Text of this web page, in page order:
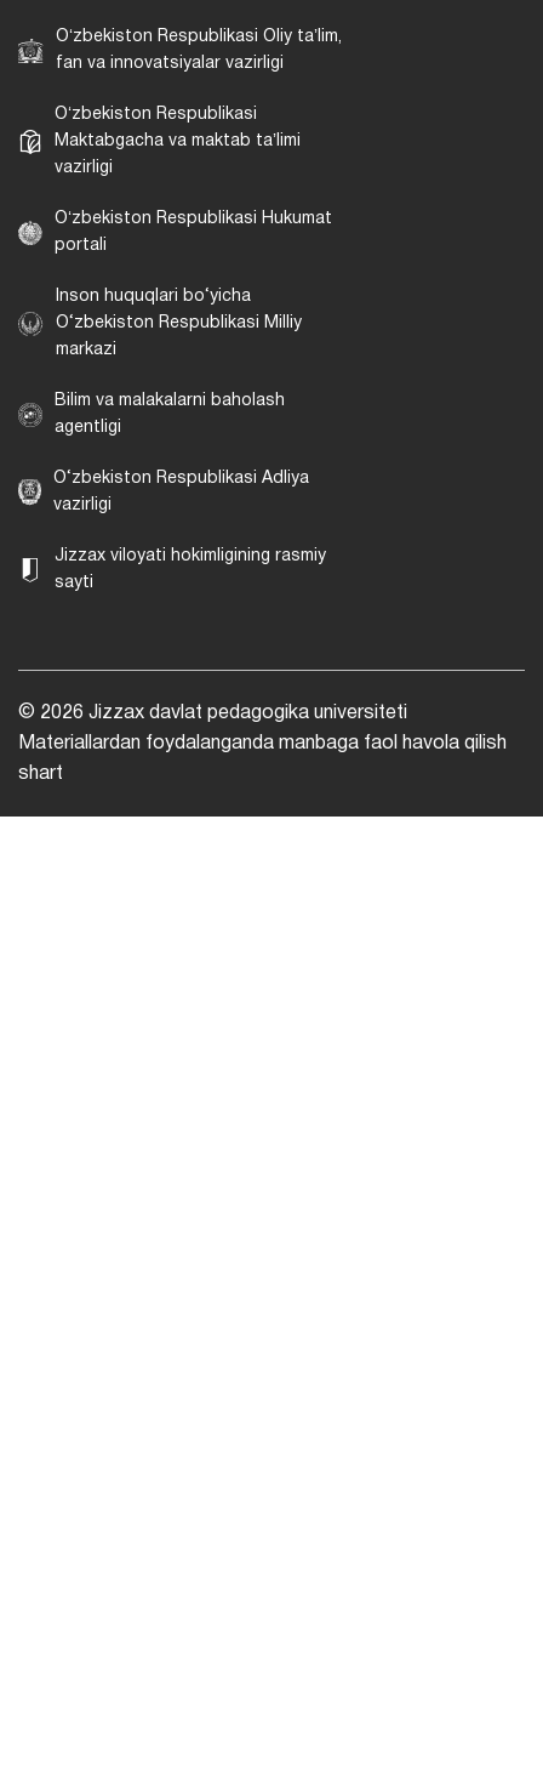
Oʻzbekiston Respublikasi Oliy taʼlim,
fan va innovatsiyalar vazirligi
Oʻzbekiston Respublikasi
Maktabgacha va maktab taʼlimi
vazirligi
Oʻzbekiston Respublikasi Hukumat
portali
Inson huquqlari bo‘yicha
O‘zbekiston Respublikasi Milliy
markazi
Bilim va malakalarni baholash
agentligi
O‘zbekiston Respublikasi Adliya
vazirligi
Jizzax viloyati hokimligining rasmiy
sayti
© 2026 Jizzax davlat pedagogika universiteti
Materiallardan foydalanganda manbaga faol havola qilish
shart